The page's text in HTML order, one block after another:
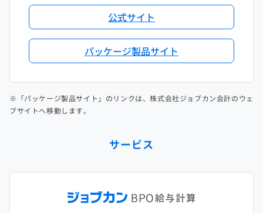
公式サイト
パッケージ製品サイト
※「パッケージ製品サイト」のリンクは、株式会社ジョブカン会計のウェ
ブサイトへ移動します。
サービス